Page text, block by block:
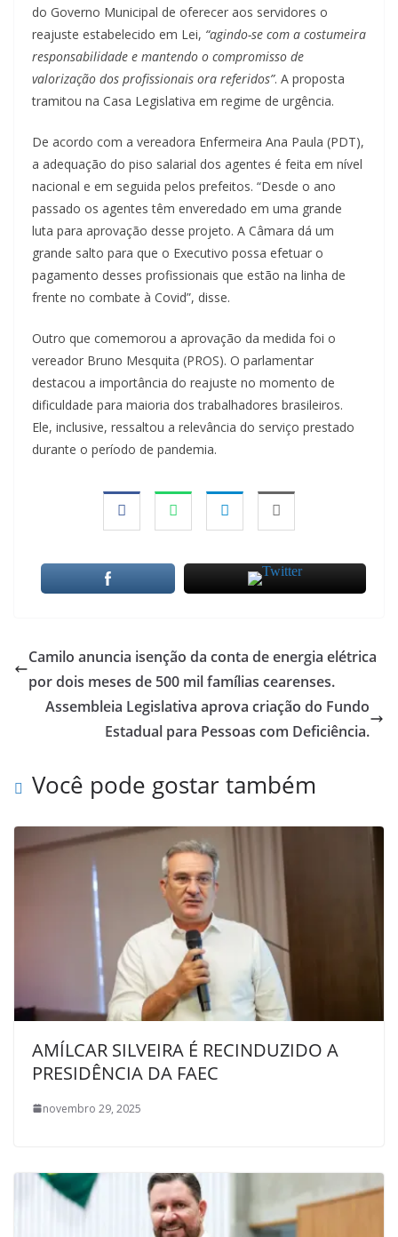
do Governo Municipal de oferecer aos servidores o
reajuste estabelecido em Lei, “agindo-se com a costumeira
responsabilidade e mantendo o compromisso de
valorização dos profissionais ora referidos”. A proposta
tramitou na Casa Legislativa em regime de urgência.
De acordo com a vereadora Enfermeira Ana Paula (PDT),
a adequação do piso salarial dos agentes é feita em nível
nacional e em seguida pelos prefeitos. “Desde o ano
passado os agentes têm enveredado em uma grande
luta para aprovação desse projeto. A Câmara dá um
grande salto para que o Executivo possa efetuar o
pagamento desses profissionais que estão na linha de
frente no combate à Covid”, disse.
Outro que comemorou a aprovação da medida foi o
vereador Bruno Mesquita (PROS). O parlamentar
destacou a importância do reajuste no momento de
dificuldade para maioria dos trabalhadores brasileiros.
Ele, inclusive, ressaltou a relevância do serviço prestado
durante o período de pandemia.
Camilo anuncia isenção da conta de energia elétrica
por dois meses de 500 mil famílias cearenses.
Assembleia Legislativa aprova criação do Fundo
Estadual para Pessoas com Deficiência.
Você pode gostar também
AMÍLCAR SILVEIRA É RECINDUZIDO A
PRESIDÊNCIA DA FAEC
novembro 29, 2025